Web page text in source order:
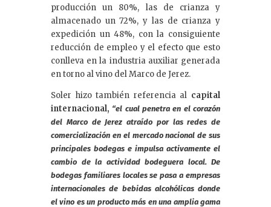
producción un 80%, las de crianza y
almacenado un 72%, y las de crianza y
expedición un 48%, con la consiguiente
reducción de empleo y el efecto que esto
conlleva en la industria auxiliar generada
en torno al vino del Marco de Jerez.
Soler hizo también referencia al capital
internacional, “el cual penetra en el corazón
del Marco de Jerez atraído por las redes de
comercialización en el mercado nacional de sus
principales bodegas e impulsa activamente el
cambio de la actividad bodeguera local. De
bodegas familiares locales se pasa a empresas
internacionales de bebidas alcohólicas donde
el vino es un producto más en una amplia gama